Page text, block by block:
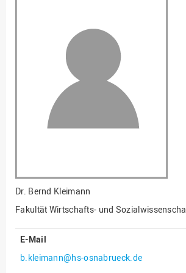
und Informatik
Fakultät Management,
Kultur und Technik
Fakultät Wirtschafts- und
Sozialwissenschaften
Finanzen
Gesellschaftliches
Hochschulleitung
Hochschulplanung/-
Dr. Bernd Kleimann
Fakultät Wirtschafts- und
E-Mail
b.kleimann@hs-osnabrueck.de